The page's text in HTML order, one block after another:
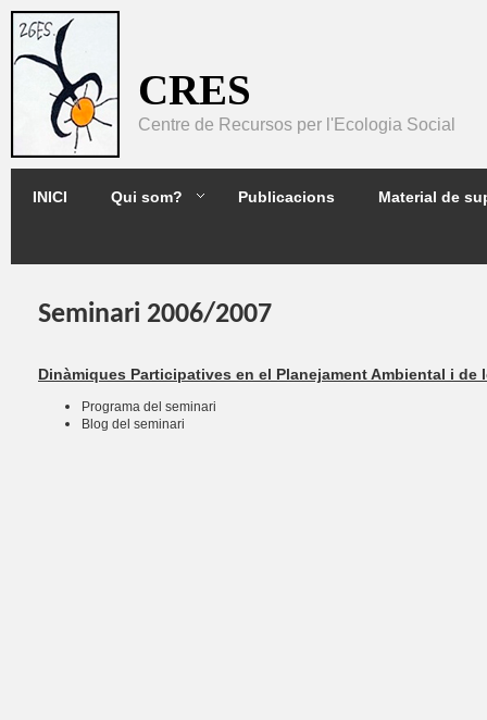
Pasar al contenido principal
CRES
Centre de Recursos per l'Ecologia Social
INICI Qui som? Publicacions Material de
Seminari 2006/2007
Dinàmiques Participatives en el Planejament Ambiental i de
Programa del seminari
Blog del seminari